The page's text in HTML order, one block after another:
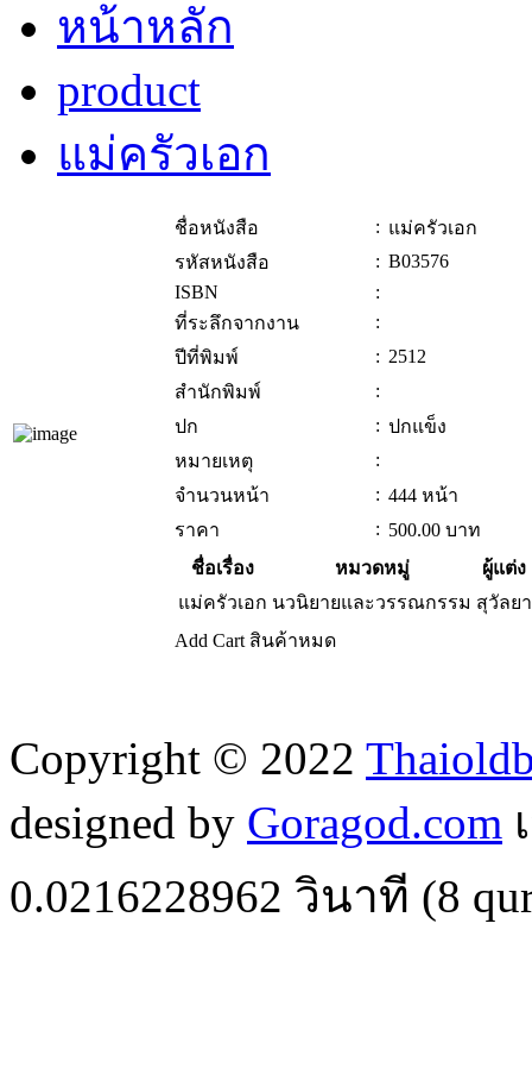
หน้าหลัก
product
แม่ครัวเอก
ชื่อหนังสือ : แม่ครัวเอก
รหัสหนังสือ
: B03576
ISBN
:
ที่ระลึกจากงาน
:
ปีที่พิมพ์
: 2512
สำนักพิมพ์
:
ปก
: ปกแข็ง
หมายเหตุ
:
จำนวนหน้า
: 444 หน้า
ราคา
: 500.00 บาท
ชื่อเรื่อง
หมวดหมู่
ผู้แต่ง
แม่ครัวเอก นวนิยายและวรรณกรรม สุวัลยา
Add Cart สินค้าหมด
Copyright © 2022
designed by Goragod.com
0.0216228962 วินาที (8